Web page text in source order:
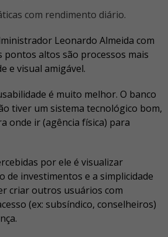
com rendimento diário.
Leonardo Almeida com
pontos altos são processos mais
e visual amigável.
é muito melhor. O banco
tiver um sistema tecnológico bom,
onde ir (agência física) para
por ele é visualizar
de investimentos e a simplicidade
criar outros usuários com
(ex: subsíndico, conselheiros)